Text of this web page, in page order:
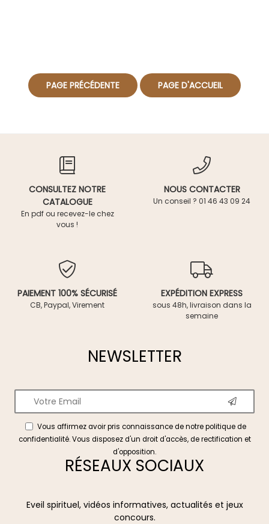
CONSULTEZ NOTRE
CATALOGUE
En pdf ou recevez-le chez
vous !
NOUS CONTACTER
Un conseil ? 01 46 43 09 24
PAIEMENT 100% SÉCURISÉ
CB, Paypal, Virement
EXPÉDITION EXPRESS
sous 48h, livraison dans la
semaine
NEWSLETTER
Vous affirmez avoir pris connaissance de notrepolitique de
confidentialité. Vous disposez d'un droit d'accès, de rectification et
d'opposition.
RÉSEAUX SOCIAUX
Eveil spirituel, vidéos informatives, actualités et jeux
concours.